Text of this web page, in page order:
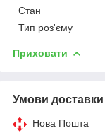
Стан
Тип роз'єму
Приховати
Умови доставки
Нова Пошта